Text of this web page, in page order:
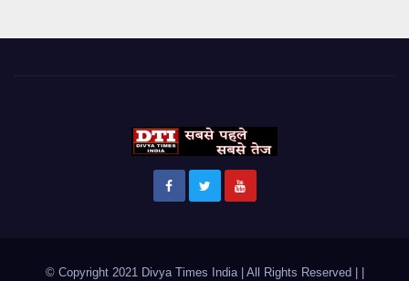
© Copyright 2021 Divya Times India | All Rights Reserved |